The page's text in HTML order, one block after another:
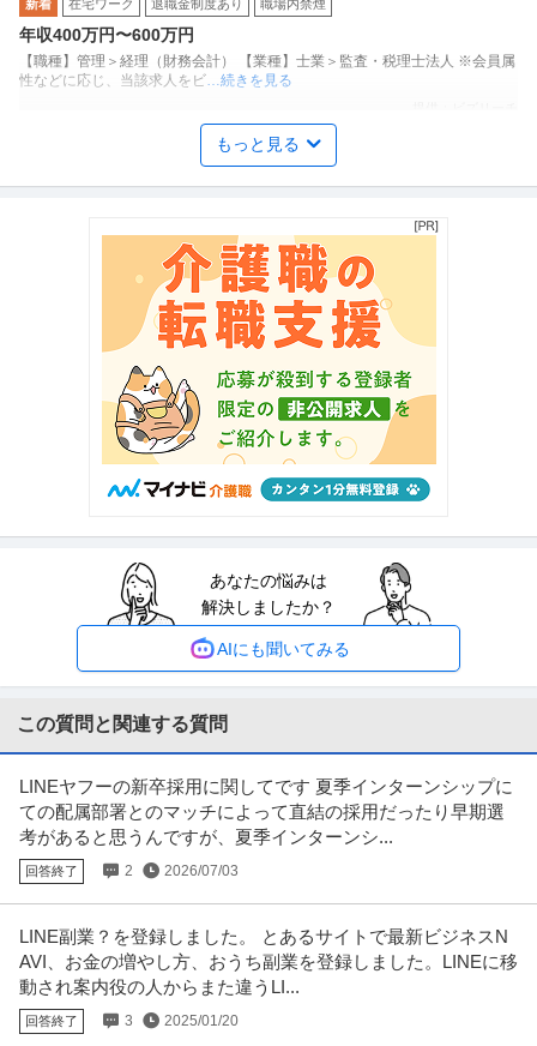
新着 在宅ワーク 退職金制度あり 職場内禁煙
年収400万円〜600万円
【職種】管理＞経理（財務会計） 【業種】士業＞監査・税理士法人 ※会員属
性などに応じ、当該求人をビ…続きを見る
関東／シニア活躍／発注者支援業務／年休120日以上／発注者側／
官公庁で内勤／残業20h程度
株式会社サンテックインターナショナル
年収550万円〜700万円
株式会社サンテックインターナショナル 【関東／シニア活躍】発注者支援業
務※年休120日以上／発注者
…続きを見る
税務 ／ 「定着率98％／内勤で年収700万可」残業ほぼなし・200
項目の評価制度で“自身の頑張り”がクリアに評価される会計内勤
SAO税理士法人
土日休み ノルマなし
年収800万円〜1,000万円
【職種】管理＞税務 【業種】コンサルティング＞コンサルティング ※会員属
性などに応じ、当該求人をビ …続きを見る
生産技術・生産管理・製造技術 ／ 「再生医療／細胞培養スタッ
フ」残業月5時間以内／厚労省認可の最新CPF／風通しの良い環境
で再生医療の細胞加工・保管
株式会社EISHIN BIO
フレックスタイム制
年収400万円〜600万円
【業種】メディカル＞その他 ※…続きを見る
経理（財務会計） ／ 「池袋」経理・総務／未経験からもチャレン
ジ可／年休125日／土日祝休／残業月20H程度／上場G
三和タジマ株式会社
未経験OK ミドル活躍中 産休・育休実績あり
【職種】管理＞経理（財務会計） 【業種】メーカー＞その他 ※会員属性など
提供：ビズリーチ
物流企画・物流管理 ／ ◢◤物流・SCM中核◢◤国内シェア50％
超・日本のペットボトル3本に1本は当社レジン（樹脂）／週休3日
遠東新世紀日本株式会社
新着 1日6時間以内OK
もっと見る
あなたの悩みは
解決しましたか？
AIにも聞いてみる
この質問と関連する質問
LINEヤフーの新卒採用に関してです 夏季インターンシップに
ての配属部署とのマッチによって直結の採用だったり早期選
考があると思うんですが、夏季インターンシ...
回答終了 2 2026/07/03
LINE副業？を登録しました。 とあるサイトで最新ビジネスN
AVI、お金の増やし方、おうち副業を登録しました。LINEに移
動され案内役の人からまた違うLI...
回答終了 3 2025/01/20